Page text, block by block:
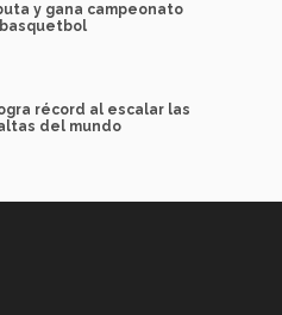
y gana campeonato
récord al escalar las
del mundo